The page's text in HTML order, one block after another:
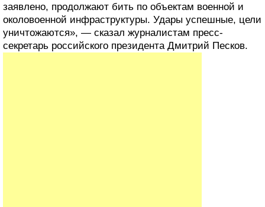
заявлено, продолжают бить по объектам военной и
околовоенной инфраструктуры. Удары успешные, цели
уничтожаются», — сказал журналистам пресс-
секретарь российского президента Дмитрий Песков.